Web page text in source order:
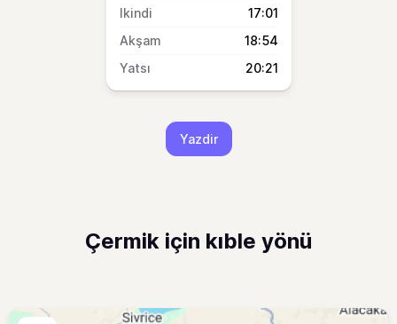
17:01
18:54
20:21
Yazdir
Çermik için kıble yönü